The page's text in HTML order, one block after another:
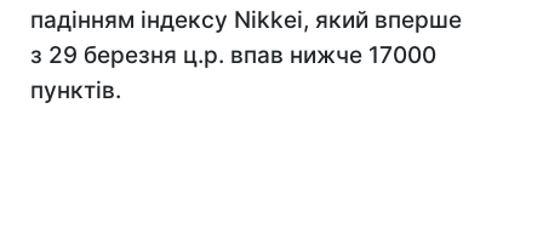
падінням індексу Nikkei, який вперше
з 29 березня ц.р. впав нижче 17000
пунктів.